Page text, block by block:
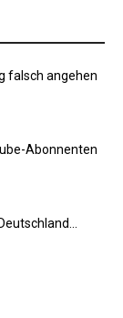
falsch angehen
Abonnenten